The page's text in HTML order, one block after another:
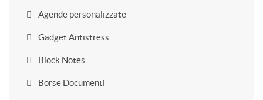
Agende personalizzate
Gadget Antistress
Block Notes
Borse Documenti